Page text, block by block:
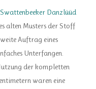
Swattenbeeker Danzlüüd
alten Musters der Stoff
Auftrag eines
Unterfangen.
der kompletten
waren eine